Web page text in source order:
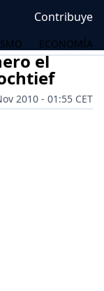
Contribuye
ECONOMÍA
el
2010 - 01:55 CET